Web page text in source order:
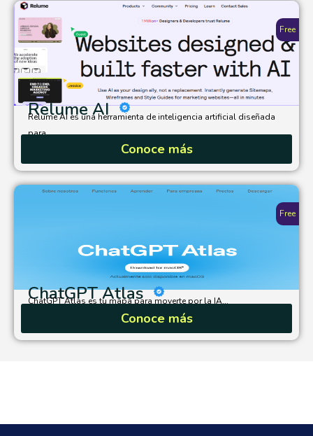
Relume AI
Relume AI es una herramienta de inteligencia artificial diseñada
para...
Conoce más
Free
ChatGPT Atlas
ChatGPT Atlas es tu mapa para moverte por la IA...
Conoce más
Free